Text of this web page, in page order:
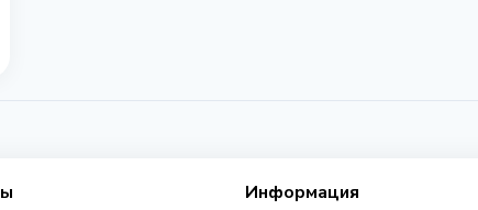
Информация